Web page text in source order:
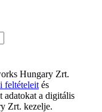
Hungary Zrt.
feltételeit és
adatokat a digitális
Zrt. kezelje.